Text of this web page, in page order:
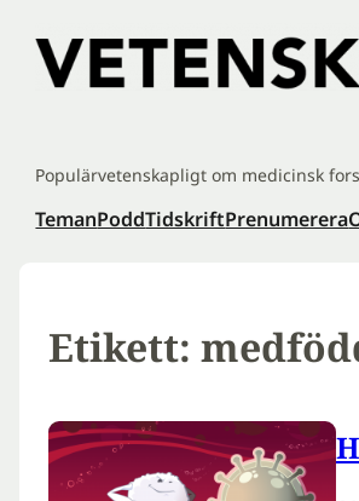
innehåll
Populärvetenskapligt om medicinsk
TemanPoddTidskriftPrenumerera
Etikett: